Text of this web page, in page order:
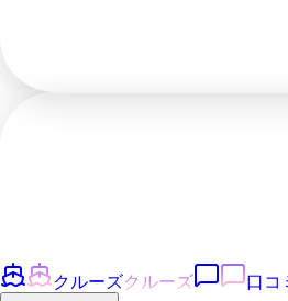
クルーズクルーズ 口コ